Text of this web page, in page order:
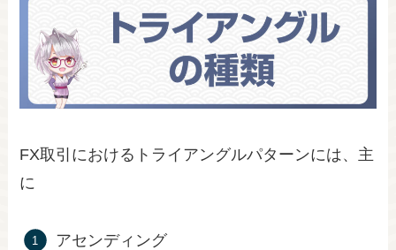
FX取引におけるトライアングルパターンには、主
に
アセンディング